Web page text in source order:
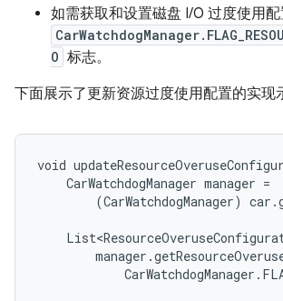
如需获取和设置磁盘 I/O 过度使用
O 标志。
下面展示了更新资源过度使用配置的实现
void
CarWatchdogManager manager =
(CarWatchdogManager) car .
manager .
CarWatchdogManager .